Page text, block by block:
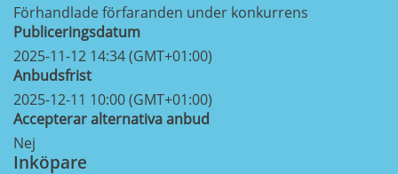
Förhandlade förfaranden under konkurrens
Publiceringsdatum
2025-11-12 14:34 (GMT+01:00)
Anbudsfrist
2025-12-11 10:00 (GMT+01:00)
Accepterar alternativa anbud
Nej
Inköpare